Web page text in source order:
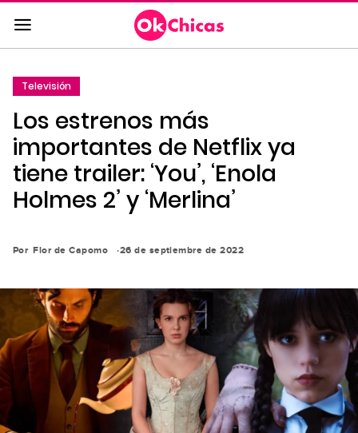
Saltar
al
contenido
la
navegación
principal
Televisión
Los estrenos más
importantes de Netflix ya
tiene trailer: ‘You’, ‘Enola
Holmes 2’ y ‘Merlina’
Por Flor de Capomo 26 de septiembre de 2022